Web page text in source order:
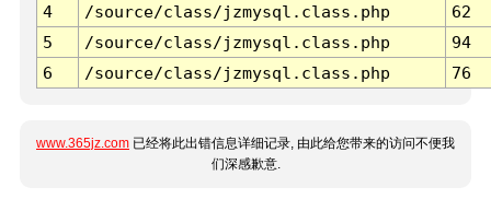
4
/source/class/jzmysql.class.php
62
5
/source/class/jzmysql.class.php
94
6
/source/class/jzmysql.class.php 76
www.365jz.com 已经将此出错信息详细记录, 由此给您带来的访问不便我
们深感歉意.